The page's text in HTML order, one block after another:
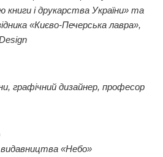
книги і друкарства України» та
«Києво-Печерська лавра»,
графічний дизайнер, професор
видавництва «Небо»